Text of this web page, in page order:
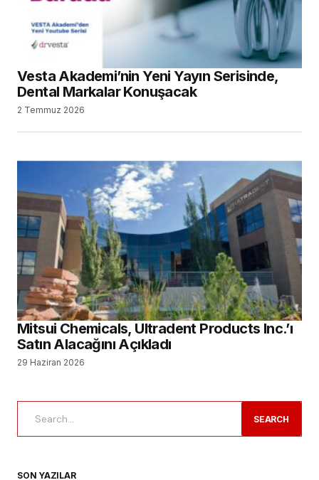
Mitsui Chemicals, Ultradent Products Inc.’ı
Satın Alacağını Açıkladı
29 Haziran 2026
SEARCH
SON YAZILAR
Oyuncuları Çalıştayda Buluştu
Tıbbi Cihaz Sektörünün Sorunları ve Geleceği